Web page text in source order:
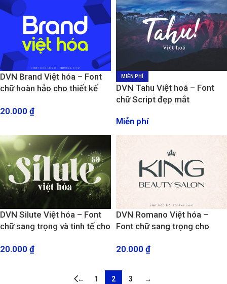
DVN Brand Việt hóa – Font
chữ hoàn hảo cho thiết kế
20.000 ₫
MIỄN PHÍ
DVN Tahu Việt hoá – Font
chữ Script đẹp mắt
Miễn phí
DVN Silute Việt hóa – Font
chữ sang trọng và tinh tế cho
20.000 ₫
DVN Romano Việt hóa –
Font chữ sang trọng cho
cao cấp
20.000 ₫
← 1 2 3 →